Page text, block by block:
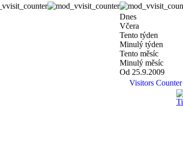
Dnes
Včera
Tento týden
Minulý týden
Tento měsíc
Minulý měsíc
Od 25.9.2009
Visitors Counter